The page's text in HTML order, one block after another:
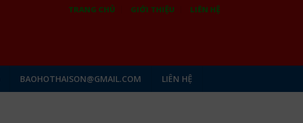
TRANG CHỦ GIỚI THIỆU LIÊN HỆ
BAOHOTHAISON@GMAIL.COM LIÊN HỆ